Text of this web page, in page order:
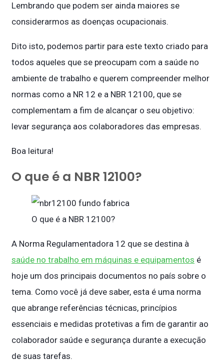
Lembrando que podem ser ainda maiores se
considerarmos as doenças ocupacionais.
Dito isto, podemos partir para este texto criado para
todos aqueles que se preocupam com a saúde no
ambiente de trabalho e querem compreender melhor
normas como a NR 12 e a NBR 12100, que se
complementam a fim de alcançar o seu objetivo:
levar segurança aos colaboradores das empresas.
Boa leitura!
O que é a NBR 12100?
O que é a NBR 12100?
A Norma Regulamentadora 12 que se destina à
saúde no trabalho em máquinas e equipamentos é
hoje um dos principais documentos no país sobre o
tema. Como você já deve saber, esta é uma norma
que abrange referências técnicas, princípios
essenciais e medidas protetivas a fim de garantir ao
colaborador saúde e segurança durante a execução
de suas tarefas.